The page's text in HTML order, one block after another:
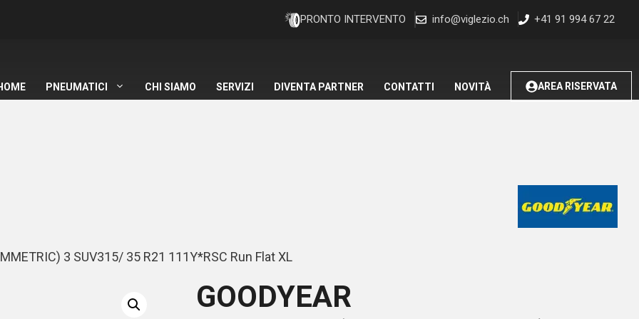
PRONTO INTERVENTO info@viglezio.ch +41 91 994 67 22
PNEUMATICI CHI SIAMO SERVIZI DIVENTA PARTNER CONTATTI NOVITÀ AREA RISERVATA
3 SUV315/ 35 R21 111Y*RSC Run Flat XL
GOODYEAR